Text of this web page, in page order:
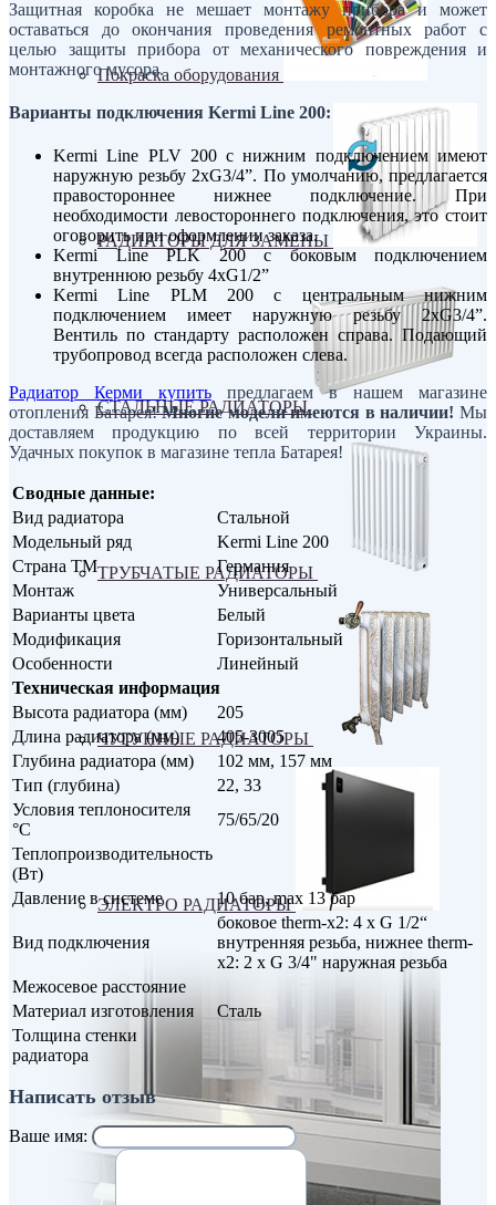
Покраска оборудования
РАДИАТОРЫ ДЛЯ ЗАМЕНЫ
СТАЛЬНЫЕ РАДИАТОРЫ
ТРУБЧАТЫЕ РАДИАТОРЫ
ЧУГУННЫЕ РАДИАТОРЫ
ЭЛЕКТРО РАДИАТОРЫ
Защитная коробка не мешает монтажу прибора и может
оставаться до окончания проведения ремонтных работ с
целью защиты прибора от механического повреждения и
монтажного мусора.
Варианты подключения Kermi Line 200:
Kermi Line PLV 200 с нижним подключением имеют
наружную резьбу 2хG3/4”. По умолчанию, предлагается
правостороннее нижнее подключение. При
необходимости левостороннего подключения, это стоит
оговорить при оформлении заказа.
Kermi Line PLK 200 с боковым подключением
внутреннюю резьбу 4хG1/2”
Kermi Line PLM 200 с центральным нижним
подключением имеет наружную резьбу 2хG3/4”.
Вентиль по стандарту расположен справа. Подающий
трубопровод всегда расположен слева.
Радиатор Керми купить предлагаем в нашем магазине
отопления Батарея!Многие модели имеются в наличии!Мы
доставляем продукцию по всей территории Украины.
Удачных покупок в магазине тепла Батарея!
Сводные данные:
Вид радиатора
Стальной
Модельный ряд
Kermi Line 200
Страна ТМ
Германия
Монтаж
Универсальный
Варианты цвета
Белый
Модификация
Горизонтальный
Особенности
Линейный
Техническая информация
Высота радиатора (мм)
205
Длина радиатора (мм)
405-3005
Глубина радиатора (мм)
102 мм, 157 мм
Тип (глубина)
22, 33
Условия теплоносителя
°С
75/65/20
Теплопроизводительность
(Вт)
Давление в системе
10 бар, max 13 бар
Вид подключения
боковое therm-x2: 4 x G 1/2“
внутренняя резьба, нижнее therm-
x2: 2 x G 3/4" наружная резьба
Межосевое расстояние
Материал изготовления
Сталь
Толщина стенки
радиатора
Написать отзыв
Ваше имя: